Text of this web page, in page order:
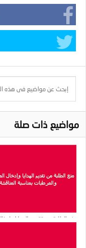
مواضيع ذات صلة
منع الطلبة من تقديم الهدايا وإدخال